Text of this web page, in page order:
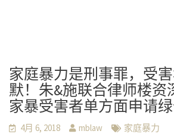
家庭暴力是刑事罪，受
默！朱&施联合律师楼资
家暴受害者单方面申请
4月 6, 2018 mblaw 家庭暴力